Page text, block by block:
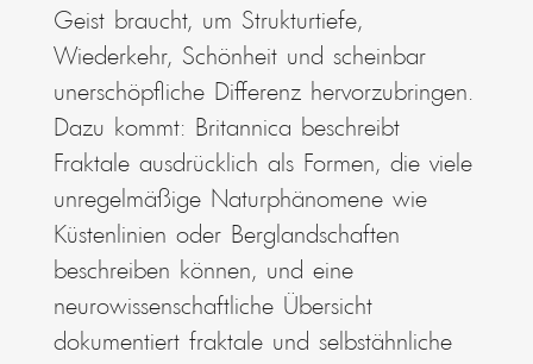
Geist braucht, um Strukturtiefe,
Wiederkehr, Schönheit und scheinbar
unerschöpfliche Differenz hervorzubringen.
Dazu kommt: Britannica beschreibt
Fraktale ausdrücklich als Formen, die viele
unregelmäßige Naturphänomene wie
Küstenlinien oder Berglandschaften
beschreiben können, und eine
neurowissenschaftliche Übersicht
dokumentiert fraktale und selbstähnliche